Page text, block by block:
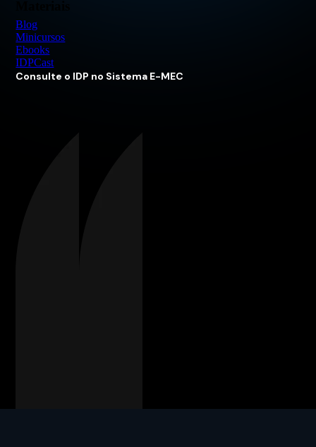
Blog
Minicursos
Ebooks
IDPCast
Consulte o IDP no Sistema E-MEC